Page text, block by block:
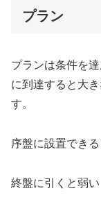
プラン
プランは条件を
に到達すると大
す。
序盤に設置でき
終盤に引くと弱い